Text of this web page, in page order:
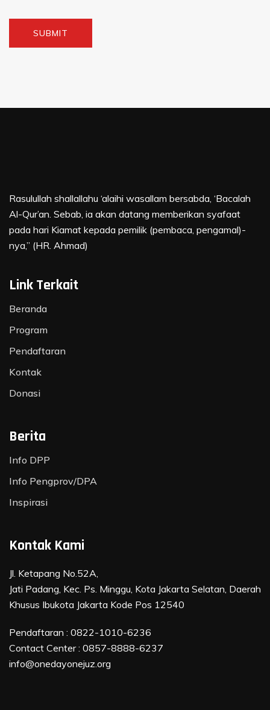
Rasulullah shallallahu ‘alaihi wasallam bersabda, ‘Bacalah
Al-Qur’an. Sebab, ia akan datang memberikan syafaat
pada hari Kiamat kepada pemilik (pembaca, pengamal)-
nya,” (HR. Ahmad)
Link Terkait
Beranda
Program
Pendaftaran
Kontak
Donasi
Berita
Info DPP
Info Pengprov/DPA
Inspirasi
Kontak Kami
Jl. Ketapang No.52A,
Jati Padang, Kec. Ps. Minggu, Kota Jakarta Selatan, Daerah
Khusus Ibukota Jakarta Kode Pos 12540
Pendaftaran : 0822-1010-6236
Contact Center : 0857-8888-6237
info@onedayonejuz.org